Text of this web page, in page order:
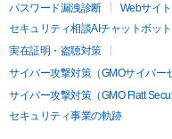
パスワード漏洩診断
Webサイ
セキュリティ相談AIチャットボット
実在証明・盗聴対策
サイバー攻撃対策（GMOサイバー
サイバー攻撃対策（GMO Flatt
セキュリティ事業の軌跡